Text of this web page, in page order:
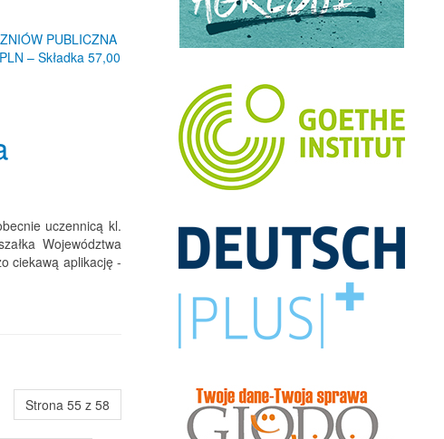
PUBLICZNA
– Składka 57,00
uczennicą kl.
Województwa
ciekawą aplikację -
Strona 55 z 58